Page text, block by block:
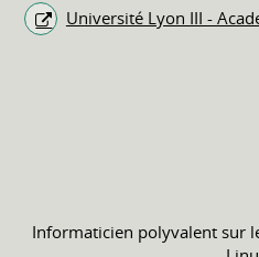
Université Lyon III -
Informaticien polyvalent sur